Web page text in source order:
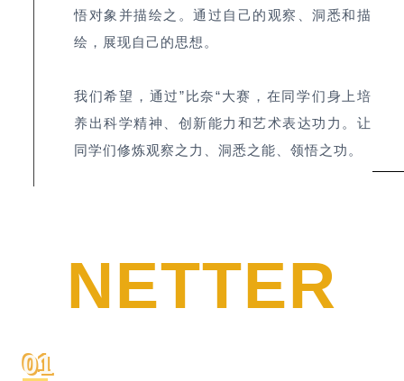
悟对象并描绘之。通过自己的观察、洞悉和描
绘，展现自己的思想。
我们希望，通过”比奈“大赛，在同学们身上培
养出科学精神、创新能力和艺术表达功力。让
同学们修炼观察之力、洞悉之能、领悟之功。
NETTER
01